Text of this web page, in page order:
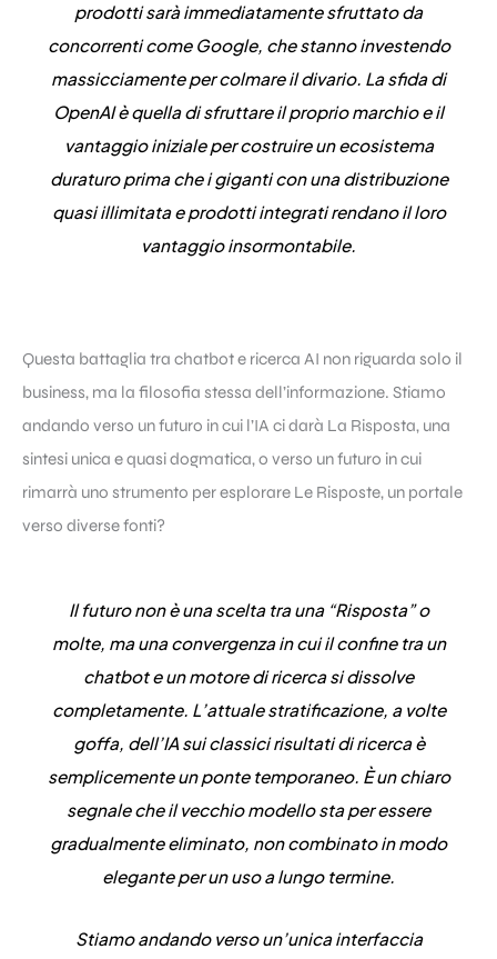
prodotti sarà immediatamente sfruttato da
concorrenti come Google, che stanno investendo
massicciamente per colmare il divario. La sfida di
OpenAI è quella di sfruttare il proprio marchio e il
vantaggio iniziale per costruire un ecosistema
duraturo prima che i giganti con una distribuzione
quasi illimitata e prodotti integrati rendano il loro
vantaggio insormontabile.
Questa battaglia tra chatbot e ricerca AI non riguarda solo il
business, ma la filosofia stessa dell’informazione. Stiamo
andando verso un futuro in cui l’IA ci darà La Risposta, una
sintesi unica e quasi dogmatica, o verso un futuro in cui
rimarrà uno strumento per esplorare Le Risposte, un portale
verso diverse fonti?
Il futuro non è una scelta tra una “Risposta” o
molte, ma una convergenza in cui il confine tra un
chatbot e un motore di ricerca si dissolve
completamente. L’attuale stratificazione, a volte
goffa, dell’IA sui classici risultati di ricerca è
semplicemente un ponte temporaneo. È un chiaro
segnale che il vecchio modello sta per essere
gradualmente eliminato, non combinato in modo
elegante per un uso a lungo termine.
Stiamo andando verso un’unica interfaccia